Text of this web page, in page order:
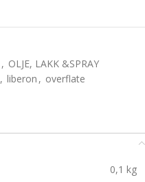
, OLJE, LAKK &SPRAY
, liberon , overflate
0,1 kg